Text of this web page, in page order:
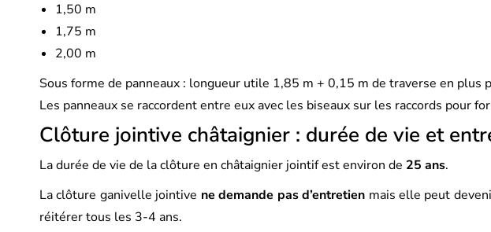
1,50 m
1,75 m
2,00 m
Sous forme de panneaux : longueur utile 1,85 m + 0,15 m de traverse en plus
Les panneaux se raccordent entre eux avec les biseaux sur les raccords pour
Clôture jointive châtaignier : durée de vie et
La durée de vie de la clôture en châtaignier jointif est environ de 25 ans.
La clôture ganivelle jointive ne demande pas d’entretien mais elle peut
réitérer tous les 3-4 ans.